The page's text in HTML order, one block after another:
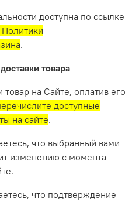
доступна по ссылке
Политики
.
товара
на Сайте, оплатив его
доступные
на сайте.
что выбранный вами
изменению с момента
что подтверждение